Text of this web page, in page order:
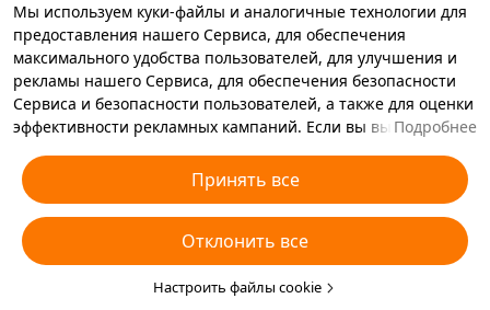
Мы используем куки-файлы и аналогичные технологии для
предоставления нашего Сервиса, для обеспечения
максимального удобства пользователей, для улучшения и
рекламы нашего Сервиса, для обеспечения безопасности
Сервиса и безопасности пользователей, а также для оценки
эффективности рекламных кампаний. Если вы выбираете
с которыми мы работаем, будем хранить куки-файлы и
использовать аналогичные технологии на вашем
устройстве в рекламных целях. Вы также можете выбрать
«Отклонить все», чтобы отклонить все необязательные
куки-файлы, или выбрать, какие типы куки-файлов
необходимо принять или отклонить. Для этого нажмите
Подробнее
Принять все
Отклонить все
Настроить файлы cookie